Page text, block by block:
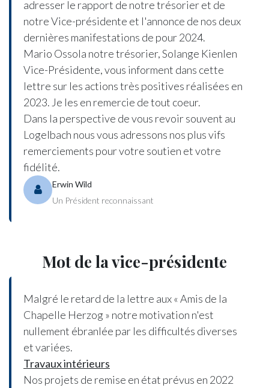
adresser le rapport de notre trésorier et de
notre Vice-présidente et l'annonce de nos deux
dernières manifestations de pour 2024.
Mario Ossola notre trésorier, Solange Kienlen
Vice-Présidente, vous informent dans cette
lettre sur les actions très positives réalisées en
2023. Je les en remercie de tout coeur.
Dans la perspective de vous revoir souvent au
Logelbach nous vous adressons nos plus vifs
remerciements pour votre soutien et votre
fidélité.
Erwin Wild
Un Président reconnaissant
Mot de la vice-présidente
Malgré le retard de la lettre aux « Amis de la
Chapelle Herzog » notre motivation n'est
nullement ébranlée par les difficultés diverses
et variées.
Travaux intérieurs
Nos projets de remise en état prévus en 2022